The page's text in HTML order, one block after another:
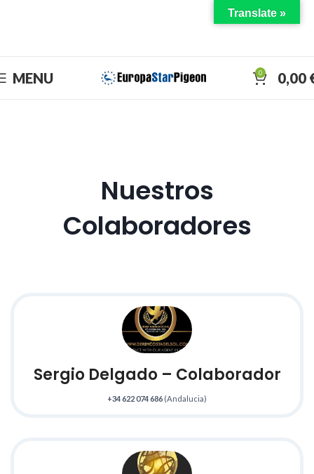
MENU 0 0,00
Nuestros
Colaboradores
Sergio Delgado– Colaborador
+34 622 074 686 (Andalucia)
Translate »